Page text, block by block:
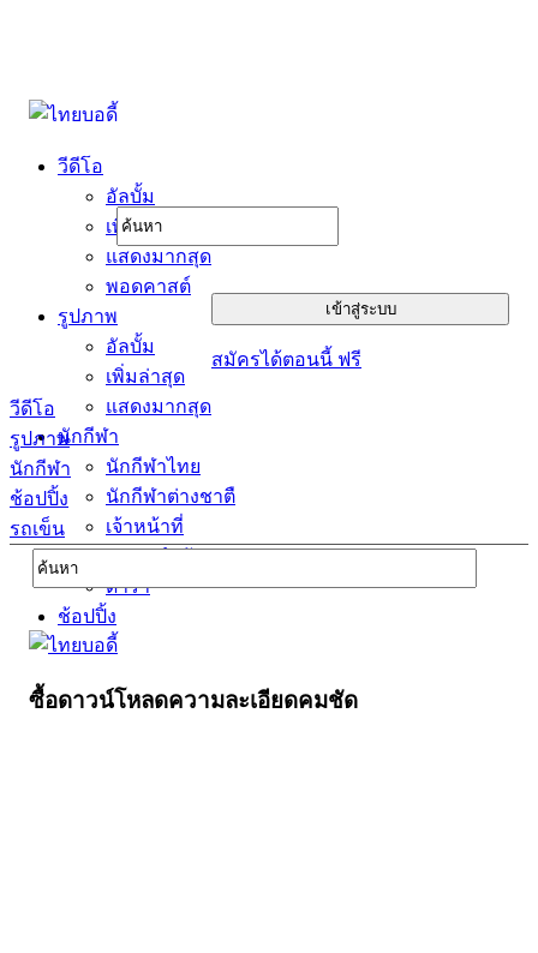
วีดีโอ
อัลบั้ม
เพิ่มล่าสุด
แสดงมากสุด
พอดคาสต์
รูปภาพ
อัลบั้ม
เพิ่มล่าสุด
แสดงมากสุด
นักกีฬา
นักกีฬาไทย
นักกีฬาต่างชาตื
เจ้าหน้าที่
บุคคลสำคัญ
ดารา
ช้อปปิ้ง
สมัครได้ตอนนี้ ฟรี
วีดีโอ
รูปภาพ
นักกีฬา
ช้อปปิ้ง
รถเข็น
ซื้อดาวน์โหลดความละเอียดคมชัด